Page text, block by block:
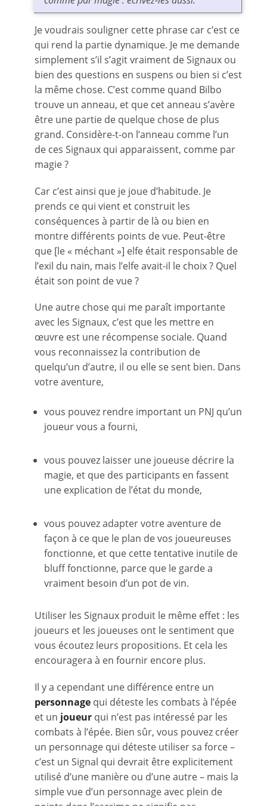
Je voudrais souligner cette phrase car c’est ce
qui rend la partie dynamique. Je me demande
simplement s’il s’agit vraiment de Signaux ou
bien des questions en suspens ou bien si c’est
la même chose. C’est comme quand Bilbo
trouve un anneau, et que cet anneau s’avère
être une partie de quelque chose de plus
grand. Considère-t-on l’anneau comme l’un
de ces Signaux qui apparaissent, comme par
magie ?
Car c’est ainsi que je joue d’habitude. Je
prends ce qui vient et construit les
conséquences à partir de là ou bien en
montre différents points de vue. Peut-être
que [le « méchant »] elfe était responsable de
l’exil du nain, mais l’elfe avait-il le choix ? Quel
était son point de vue ?
Une autre chose qui me paraît importante
avec les Signaux, c’est que les mettre en
œuvre est une récompense sociale. Quand
vous reconnaissez la contribution de
quelqu’un d’autre, il ou elle se sent bien. Dans
votre aventure,
vous pouvez rendre important un PNJ qu’un
joueur vous a fourni,
vous pouvez laisser une joueuse décrire la
magie, et que des participants en fassent
une explication de l’état du monde,
vous pouvez adapter votre aventure de
façon à ce que le plan de vos joueureuses
fonctionne, et que cette tentative inutile de
bluff fonctionne, parce que le garde a
vraiment besoin d’un pot de vin.
Utiliser les Signaux produit le même effet : les
joueurs et les joueuses ont le sentiment que
vous écoutez leurs propositions. Et cela les
encouragera à en fournir encore plus.
Il y a cependant une différence entre un
personnage qui déteste les combats à l’épée
et un joueur qui n’est pas intéressé par les
combats à l’épée. Bien sûr, vous pouvez créer
un personnage qui déteste utiliser sa force –
c’est un Signal qui devrait être explicitement
utilisé d’une manière ou d’une autre – mais la
simple vue d’un personnage avec plein de